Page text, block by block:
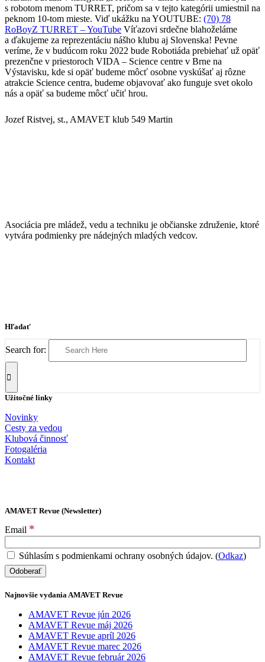
s robotom menom TURRET, pričom sa v tejto kategórii umiestnil na
peknom 10-tom mieste. Viď ukážku na YOUTUBE: (70) 78
RoBoyZ TURRET – YouTube Víťazovi srdečne blahoželáme
a ďakujeme za reprezentáciu nášho klubu aj Slovenska! Pevne
veríme, že v budúcom roku 2022 bude Robotiáda prebiehať už opäť
prezenčne v priestoroch VIDA – Science centre v Brne na
Výstavisku, kde si opäť budeme môcť osobne vyskúšať aj rôzne
atrakcie Science centra, budeme objavovať ako funguje svet okolo
nás a opäť sa budeme môcť učiť hrou.
Jozef Ristvej, st., AMAVET klub 549 Martin
Asociácia pre mládež, vedu a techniku je občianske združenie, ktoré
vytvára podmienky pre nádejných mladých vedcov.
Hľadať
Search for:
Užitočné linky
Novinky
Cesty za vedou
Klubová činnosť
Fotogaléria
Kontakt
AMAVET Revue (Newsletter)
Email *
Súhlasím s podmienkami ochrany osobných údajov. (Odkaz)
Najnovšie vydania AMAVET Revue
AMAVET Revue jún 2026
AMAVET Revue máj 2026
AMAVET Revue apríl 2026
AMAVET Revue marec 2026
AMAVET Revue február 2026